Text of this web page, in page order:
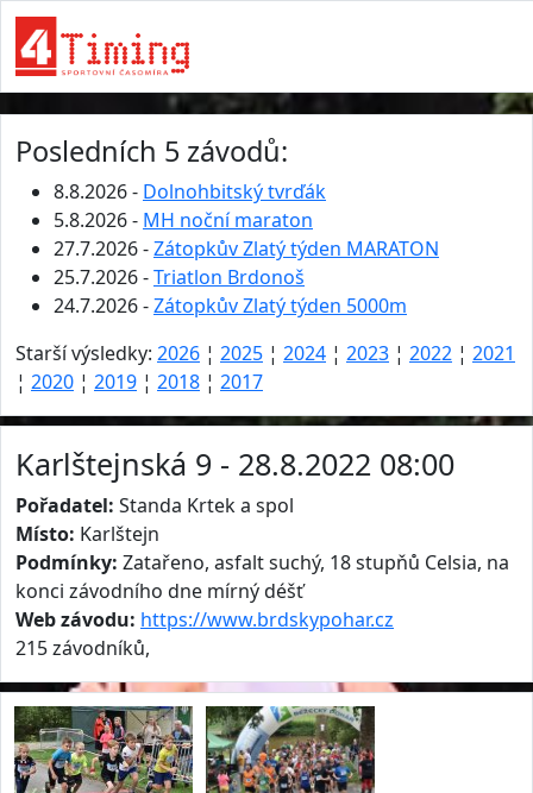
Posledních 5 závodů:
8.8.2026 - Dolnohbitský tvrďák
5.8.2026 - MH noční maraton
27.7.2026 -Zátopkův Zlatý týden MARATON
25.7.2026 -Triatlon Brdonoš
24.7.2026 -Zátopkův Zlatý týden 5000m
Starší výsledky: 2026 ¦ 2025 ¦ 2024 ¦ 2023 ¦ 2022 ¦ 2021
¦ 2020 ¦ 2019 ¦ 2018 ¦ 2017
Karlštejnská 9 - 28.8.2022 08:00
Pořadatel: Standa Krtek a spol
Místo: Karlštejn
Podmínky: Zatařeno, asfalt suchý, 18 stupňů Celsia, na
konci závodního dne mírný déšť
Web závodu: https://www.brdskypohar.cz
215 závodníků,